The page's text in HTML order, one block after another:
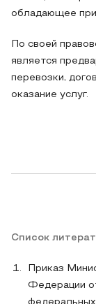
обладающее
По своей
является
перевозки,
оказание услуг.
Список
Приказ
Федерации